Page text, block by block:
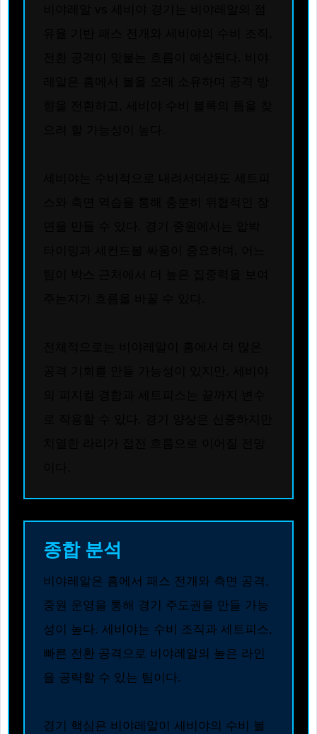
종합 분석
비야레알은 홈에서 패스 전개와 측면 공격,
중원 운영을 통해 경기 주도권을 만들 가능
성이 높다. 세비야는 수비 조직과 세트피스,
빠른 전환 공격으로 비야레알의 높은 라인
을 공략할 수 있는 팀이다.
경기 핵심은 비야레알이 세비야의 수비 블